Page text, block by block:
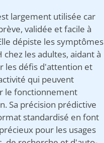
largement utilisée car
validée et facile à
dépiste les symptômes
chez les adultes, aidant à
les défis d'attention et
qui peuvent
le fonctionnement
Sa précision prédictive
standardisé en font
pour les usages